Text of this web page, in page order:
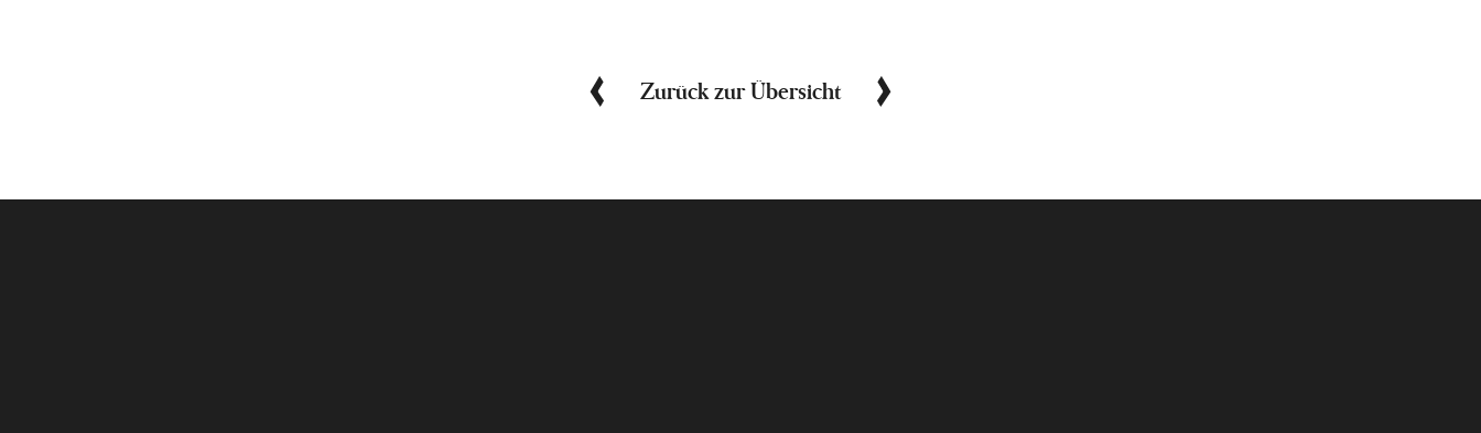
Zurück zur Übersicht